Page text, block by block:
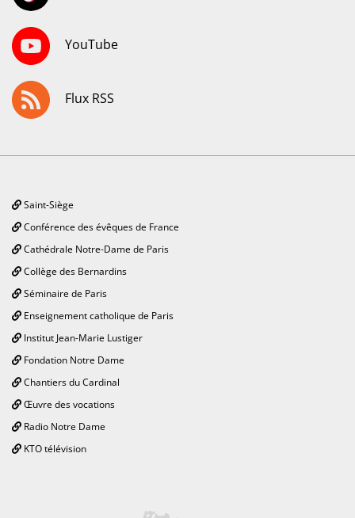
YouTube
Flux RSS
Saint-Siège
Conférence des évêques de France
Cathédrale Notre-Dame de Paris
Collège des Bernardins
Séminaire de Paris
Enseignement catholique de Paris
Institut Jean-Marie Lustiger
Fondation Notre Dame
Chantiers du Cardinal
Œuvre des vocations
Radio Notre Dame
KTO télévision